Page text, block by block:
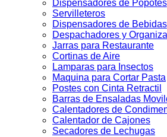
Dispensadores de Popotes
Servilleteros
Dispensadores de Bebidas
Despachadores y
Jarras para Restaurante
Cortinas de Aire
Lamparas para Insectos
Maquina para Cortar Pasta
Postes con Cinta Retractil
Barras de Ensaladas
Calentadores de
Calentador de Cajones
Secadores de Lechugas